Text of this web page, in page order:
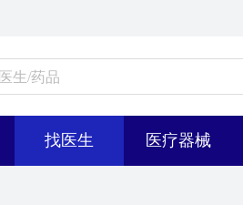
找医生 医疗器械